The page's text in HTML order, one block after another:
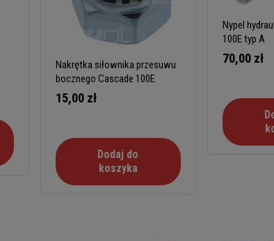
Nakrętka siłownika przesuwu
bocznego Cascade 100E
15,00 zł
Dodaj do
koszyka
Nypel
100E typ A
70,00 zł